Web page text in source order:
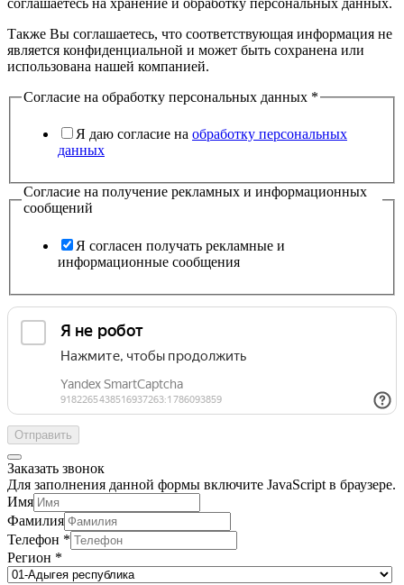
Также Вы соглашаетесь, что соответствующая информация не
является конфиденциальной и может быть сохранена или
использована нашей компанией.
Согласие на обработку персональных данных *
Я даю согласие на обработку персональных
данных
Согласие на получение рекламных и информационных
сообщений
Я согласен получать рекламные и
информационные сообщения
Отправить
Заказать звонок
Для заполнения данной формы включите JavaScript в браузере.
Имя
Фамилия
Телефон *
Регион *